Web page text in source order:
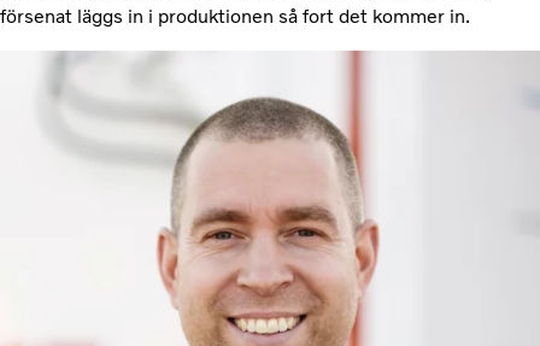
försenat läggs in i produktionen så fort det kommer in.